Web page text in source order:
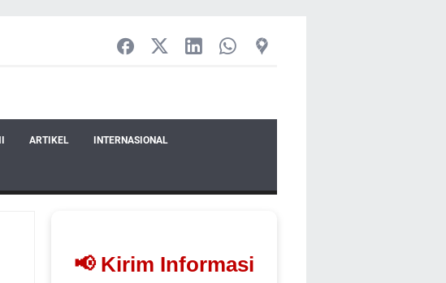
ARTIKEL INTERNASIONAL
📢 Kirim Informasi